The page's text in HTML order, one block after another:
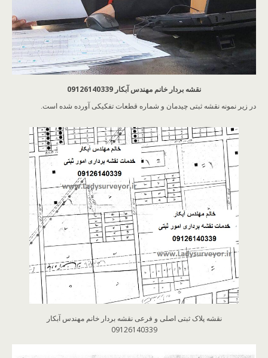
نقشه بردار خانم مهندس آبکار 09126140339
در زیر نمونه نقشه ثبتی چیدمان و شماره قطعات تفکیکی آورده شده است.
نقشه پلاک ثبتی اصلی و فرعی نقشه بردار خانم مهندس آبکار
09126140339